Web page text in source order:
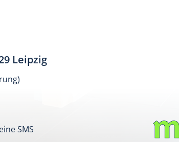
Leipzig
SMS